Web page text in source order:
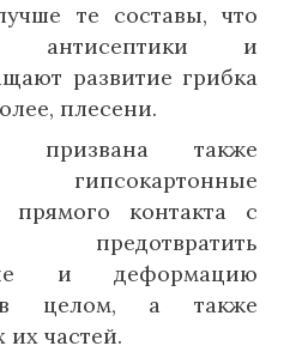
те составы, что
антисептики и
развитие грибка
плесени.
призвана также
гипсокартонные
контакта с
и деформацию
целом, а также
их частей.